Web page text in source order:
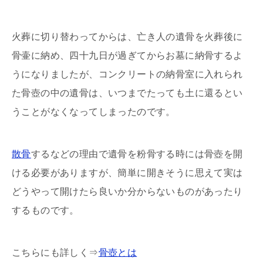
火葬に切り替わってからは、亡き人の遺骨を火葬後に
骨壷に納め、四十九日が過ぎてからお墓に納骨するよ
うになりましたが、コンクリートの納骨室に入れられ
た骨壺の中の遺骨は、いつまでたっても土に還るとい
うことがなくなってしまったのです。
散骨するなどの理由で遺骨を粉骨する時には骨壺を開
ける必要がありますが、簡単に開きそうに思えて実は
どうやって開けたら良いか分からないものがあったり
するものです。
こちらにも詳しく⇒骨壺とは